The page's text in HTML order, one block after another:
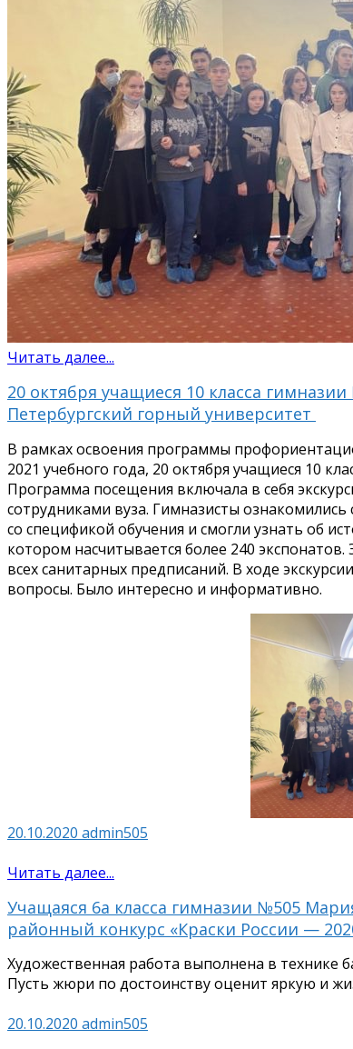
Читать далее...
20 октября учащиеся 10 класса
Петербургский горный университет
В рамках освоения программы
2021 учебного года, 20 октября учащиеся 10
Программа посещения включала в себя
сотрудниками вуза. Гимназисты
со спецификой обучения и смогли узнать об
котором насчитывается более 240 экспонатов.
всех санитарных предписаний. В ходе
вопросы. Было интересно и информативно.
20.10.2020 admin505
Читать далее...
Учащаяся 6а класса гимназии №505
районный конкурс «Краски России —
Художественная работа выполнена в
Пусть жюри по достоинству оценит яркую и
20.10.2020 admin505